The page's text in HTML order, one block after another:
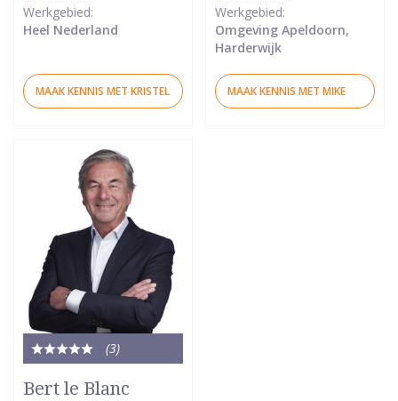
Werkgebied:
Heel Nederland
MAAK KENNIS MET KRISTEL
Werkgebied:
Omgeving Apeldoorn,
Harderwijk
MAAK KENNIS MET MIKE
(3)
Totale
5
Bert le Blanc